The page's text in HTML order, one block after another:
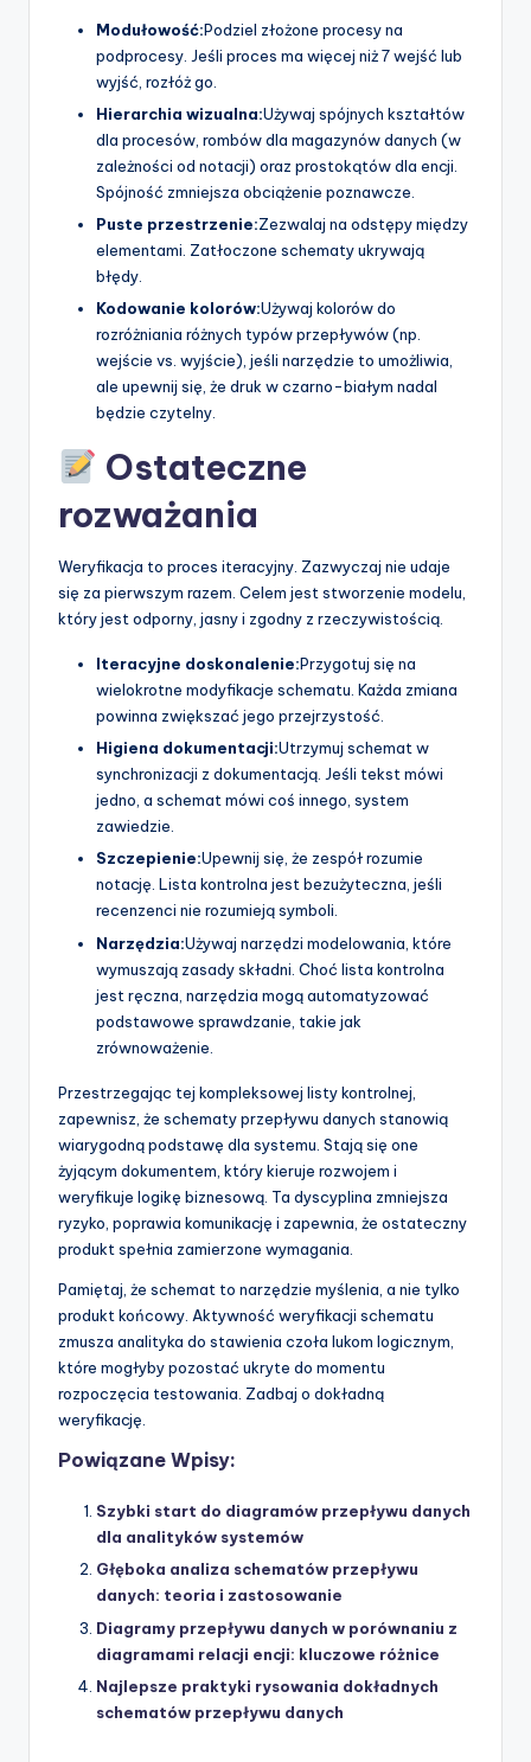
Modułowość:Podziel złożone procesy na
podprocesy. Jeśli proces ma więcej niż 7 wejść lub
wyjść, rozłóż go.
Hierarchia wizualna:Używaj spójnych kształtów
dla procesów, rombów dla magazynów danych (w
zależności od notacji) oraz prostokątów dla encji.
Spójność zmniejsza obciążenie poznawcze.
Puste przestrzenie:Zezwalaj na odstępy między
elementami. Zatłoczone schematy ukrywają
błędy.
Kodowanie kolorów:Używaj kolorów do
rozróżniania różnych typów przepływów (np.
wejście vs. wyjście), jeśli narzędzie to umożliwia,
ale upewnij się, że druk w czarno-białym nadal
będzie czytelny.
Ostateczne
rozważania
Weryfikacja to proces iteracyjny. Zazwyczaj nie udaje
się za pierwszym razem. Celem jest stworzenie modelu,
który jest odporny, jasny i zgodny z rzeczywistością.
Iteracyjne doskonalenie:Przygotuj się na
wielokrotne modyfikacje schematu. Każda zmiana
powinna zwiększać jego przejrzystość.
Higiena dokumentacji:Utrzymuj schemat w
synchronizacji z dokumentacją. Jeśli tekst mówi
jedno, a schemat mówi coś innego, system
zawiedzie.
Szczepienie:Upewnij się, że zespół rozumie
notację. Lista kontrolna jest bezużyteczna, jeśli
recenzenci nie rozumieją symboli.
Narzędzia:Używaj narzędzi modelowania, które
wymuszają zasady składni. Choć lista kontrolna
jest ręczna, narzędzia mogą automatyzować
podstawowe sprawdzanie, takie jak
zrównoważenie.
Przestrzegając tej kompleksowej listy kontrolnej,
zapewnisz, że schematy przepływu danych stanowią
wiarygodną podstawę dla systemu. Stają się one
żyjącym dokumentem, który kieruje rozwojem i
weryfikuje logikę biznesową. Ta dyscyplina zmniejsza
ryzyko, poprawia komunikację i zapewnia, że ostateczny
produkt spełnia zamierzone wymagania.
Pamiętaj, że schemat to narzędzie myślenia, a nie tylko
produkt końcowy. Aktywność weryfikacji schematu
zmusza analityka do stawienia czoła lukom logicznym,
które mogłyby pozostać ukryte do momentu
rozpoczęcia testowania. Zadbaj o dokładną
weryfikację.
Powiązane Wpisy:
Szybki start do diagramów przepływu danych
dla analityków systemów
Głęboka analiza schematów przepływu
danych: teoria i zastosowanie
Diagramy przepływu danych w porównaniu z
diagramami relacji encji: kluczowe różnice
Najlepsze praktyki rysowania dokładnych
schematów przepływu danych